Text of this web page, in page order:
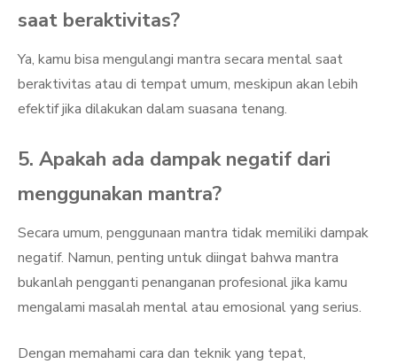
saat beraktivitas?
Ya, kamu bisa mengulangi mantra secara mental saat
beraktivitas atau di tempat umum, meskipun akan lebih
efektif jika dilakukan dalam suasana tenang.
5. Apakah ada dampak negatif dari
menggunakan mantra?
Secara umum, penggunaan mantra tidak memiliki dampak
negatif. Namun, penting untuk diingat bahwa mantra
bukanlah pengganti penanganan profesional jika kamu
mengalami masalah mental atau emosional yang serius.
Dengan memahami cara dan teknik yang tepat,